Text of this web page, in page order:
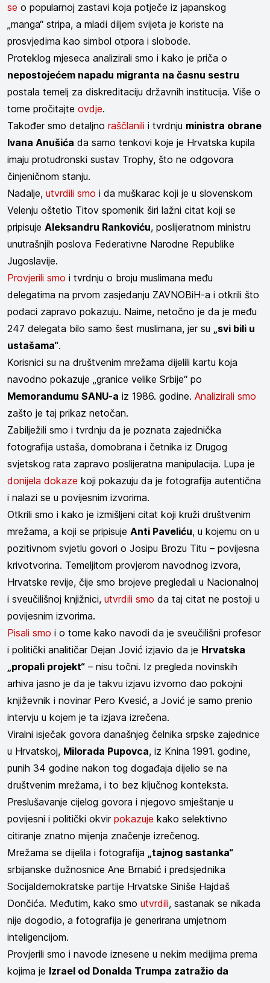
se o popularnoj zastavi koja potječe iz japanskog
„manga“ stripa, a mladi diljem svijeta je koriste na
prosvjedima kao simbol otpora i slobode.
Proteklog mjeseca analizirali smo i kako je priča o
nepostojećem napadu migranta na časnu sestru
postala temelj za diskreditaciju državnih institucija. Više o
tome pročitajte ovdje.
Također smo detaljno raščlanili i tvrdnju ministra obrane
Ivana Anušića da samo tenkovi koje je Hrvatska kupila
imaju protudronski sustav Trophy, što ne odgovora
činjeničnom stanju.
Nadalje, utvrdili smo i da muškarac koji je u slovenskom
Velenju oštetio Titov spomenik širi lažni citat koji se
pripisuje Aleksandru Rankoviću, poslijeratnom ministru
unutrašnjih poslova Federativne Narodne Republike
Jugoslavije.
Provjerili smo i tvrdnju o broju muslimana među
delegatima na prvom zasjedanju ZAVNOBiH-a i otkrili što
podaci zapravo pokazuju. Naime, netočno je da je među
247 delegata bilo samo šest muslimana, jer su
„svi bili u
ustašama“.
Korisnici su na društvenim mrežama dijelili kartu koja
navodno pokazuje „granice velike Srbije“ po
Memorandumu SANU-a iz 1986. godine. Analizirali smo
zašto je taj prikaz netočan.
Zabilježili smo i tvrdnju da je poznata zajednička
fotografija ustaša, domobrana i četnika iz Drugog
svjetskog rata zapravo poslijeratna manipulacija. Lupa je
donijela dokaze koji pokazuju da je fotografija autentična
i nalazi se u povijesnim izvorima.
Otkrili smo i kako je izmišljeni citat koji kruži društvenim
mrežama, a koji se pripisuje Anti Paveliću, u kojemu on u
pozitivnom svjetlu govori o Josipu Brozu Titu – povijesna
krivotvorina. Temeljitom provjerom navodnog izvora,
Hrvatske revije, čije smo brojeve pregledali u Nacionalnoj
i sveučilišnoj knjižnici, utvrdili smo da taj citat ne postoji u
povijesnim izvorima.
Pisali smo i o tome kako navodi da je sveučilišni profesor
i politički analitičar Dejan Jović izjavio da je Hrvatska
„propali projekt“ – nisu točni. Iz pregleda novinskih
arhiva jasno je da je takvu izjavu izvorno dao pokojni
književnik i novinar Pero Kvesić, a Jović je samo prenio
intervju u kojem je ta izjava izrečena.
Viralni isječak govora današnjeg čelnika srpske zajednice
u Hrvatskoj, Milorada Pupovca, iz Knina 1991. godine,
punih 34 godine nakon tog događaja dijelio se na
društvenim mrežama, i to bez ključnog konteksta.
Preslušavanje cijelog govora i njegovo smještanje u
povijesni i politički okvir pokazuje kako selektivno
citiranje znatno mijenja značenje izrečenog.
Mrežama se dijelila i fotografija
„tajnog sastanka“
srbijanske dužnosnice Ane Brnabić i predsjednika
Socijaldemokratske partije Hrvatske Siniše Hajdaš
Dončića. Međutim, kako smo utvrdili, sastanak se nikada
nije dogodio, a fotografija je generirana umjetnom
inteligencijom.
Provjerili smo i navode iznesene u nekim medijima prema
kojima je Izrael od Donalda Trumpa zatražio da